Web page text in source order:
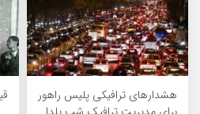
هشدارهای ترافیکی پلیس راهور